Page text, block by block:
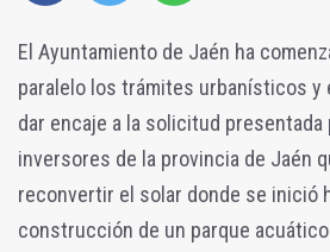
El Ayuntamiento de Jaén ha
paralelo los trámites urbanísticos y
dar encaje a la solicitud presentada
inversores de la provincia de Jaén
reconvertir el solar donde se inició
construcción de un parque